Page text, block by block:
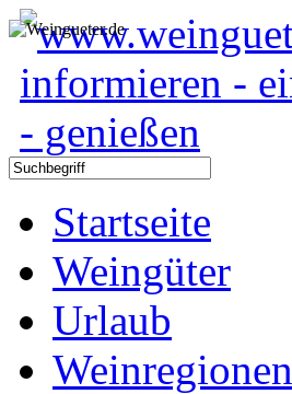
Startseite
Weingüter
Urlaub
Weinregionen